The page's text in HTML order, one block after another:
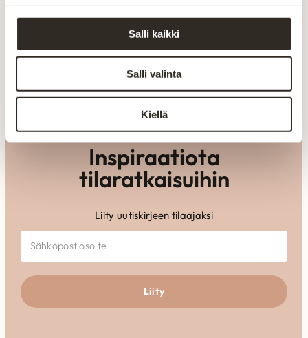
Salli kaikki
Salli valinta
Kiellä
tehtaalla alusta loppuun. Oma tuotanto mahdollistaa
laadun valvonnan ja tuotteiden räätälöinnin
asiakkaiden tarpeisiin.
Inspiraatiota
tilaratkaisuihin
Liity uutiskirjeen tilaajaksi
Liity